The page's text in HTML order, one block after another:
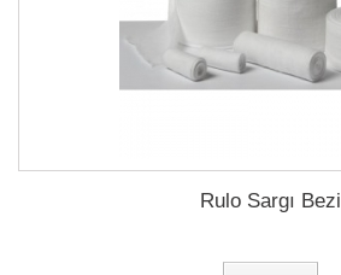
Rulo Sargı Bezi